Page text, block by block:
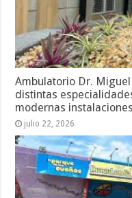
Ambulatorio Dr.
distintas
modernas instalaciones
julio 22, 2026